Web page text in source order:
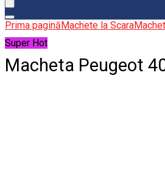
Prima paginăMachete la Scara
Super Hot
Macheta Peugeot